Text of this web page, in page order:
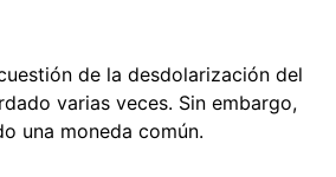
de la desdolarización del
varias veces. Sin embargo,
una moneda común.